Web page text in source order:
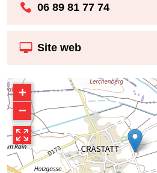
06 89 81 77 74
Site web
+
−